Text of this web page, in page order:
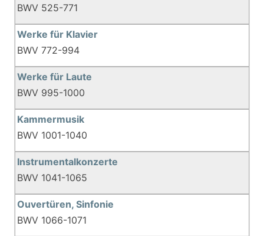
BWV 525-771
Werke für Klavier
BWV 772-994
Werke für Laute
BWV 995-1000
Kammermusik
BWV 1001-1040
Instrumentalkonzerte
BWV 1041-1065
Ouvertüren, Sinfonie
BWV 1066-1071